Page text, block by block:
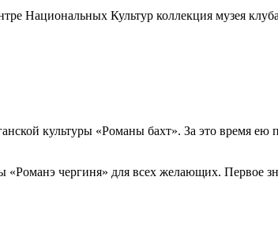
Национальных Культур коллекция музея
культуры «Романы бахт». За это время
«Романэ чергиня» для всех желающих. Первое